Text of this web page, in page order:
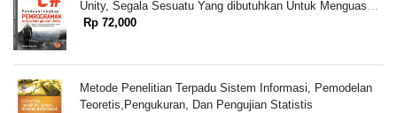
Unity, Segala Sesuatu Yang dibutuhkan Untuk Menguasai
Game Engine Unity +cd
Rp 72,000
Metode Penelitian Terpadu Sistem Informasi, Pemodelan
Teoretis,Pengukuran, Dan Pengujian Statistis